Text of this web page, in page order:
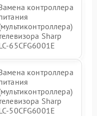
контроллера
Sharp
65CFG6001E
контроллера
Sharp
50CFG6001E